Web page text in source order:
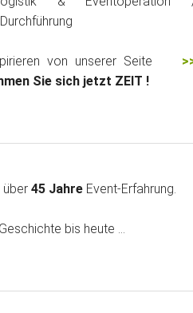
von unserer Seite
Sie sich jetzt ZEIT !
über 45 Jahre Event-Erfahrung.
bis heute ...